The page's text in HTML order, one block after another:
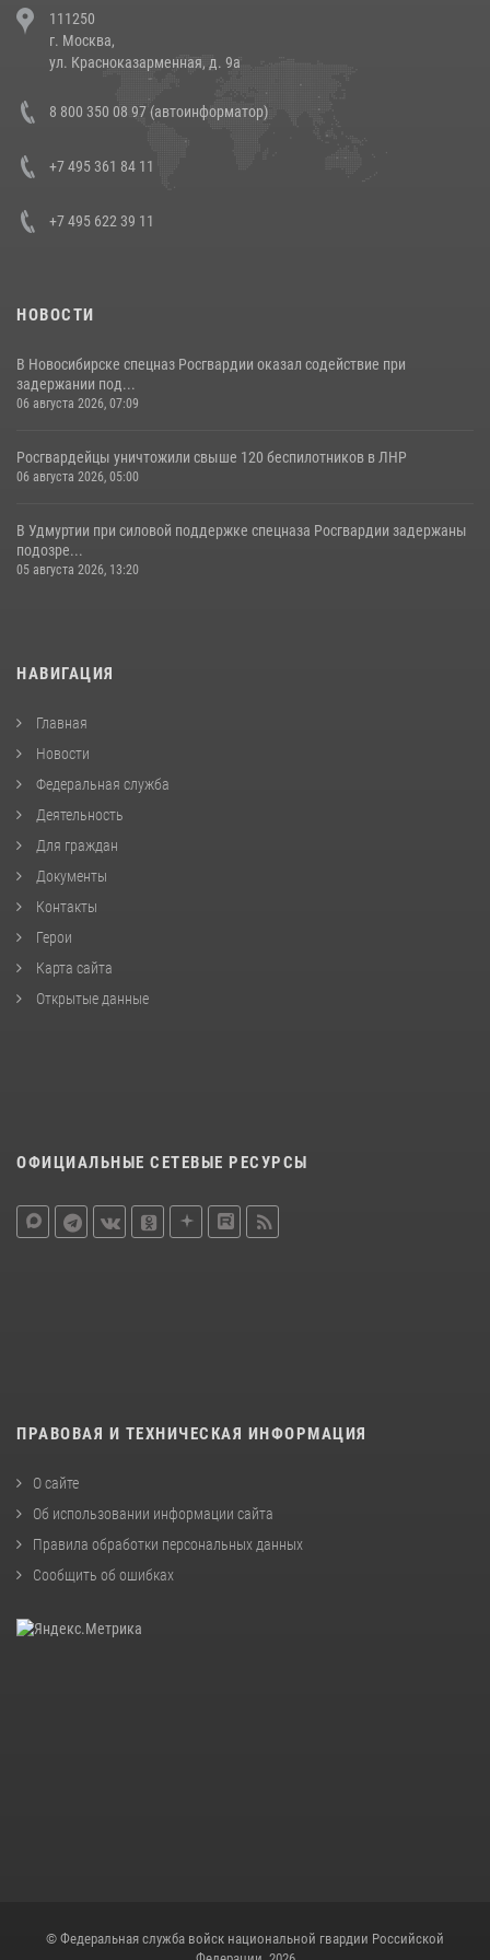
напавших на бригаду скорой помощи (видео)
14 июля 2026, 12:20
В Росгвардии прошла военно-научная конференция по обобщению
боевого опыта
111250
г. Москва,
ул. Красноказарменная, д. 9а
8 800 350 08 97 (автоинформатор)
+7 495 361 84 11
+7 495 622 39 11
НОВОСТИ
В Новосибирске спецназ Росгвардии оказал содействие при
задержании под...
06 августа 2026, 07:09
Росгвардейцы уничтожили свыше 120 беспилотников в ЛНР
06 августа 2026, 05:00
В Удмуртии при силовой поддержке спецназа Росгвардии задержаны
подозре...
05 августа 2026, 13:20
НАВИГАЦИЯ
Главная
Новости
Федеральная служба
Деятельность
Для граждан
Документы
Контакты
Герои
Карта сайта
Открытые данные
ОФИЦИАЛЬНЫЕ СЕТЕВЫЕ РЕСУРСЫ
ПРАВОВАЯ И ТЕХНИЧЕСКАЯ ИНФОРМАЦИЯ
О сайте
Об использовании информации сайта
Правила обработки персональных данных
Сообщить об ошибках
© Федеральная служба войск национальной гвардии Российской